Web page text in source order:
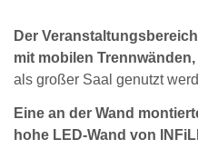
Der
mit mobilen Trennwänden,
als großer Saal genutzt
Eine an der Wand
hohe LED-Wand von